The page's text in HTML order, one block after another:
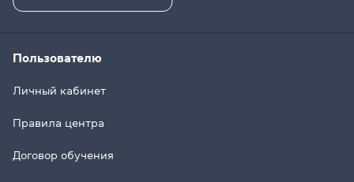
Пользователю
Личный кабинет
Правила центра
Договор обучения